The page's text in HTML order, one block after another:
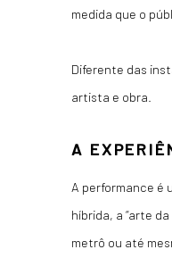
medida que o
Diferente das
artista e obra.
A
A performance é
híbrida, a “arte
metrô ou até